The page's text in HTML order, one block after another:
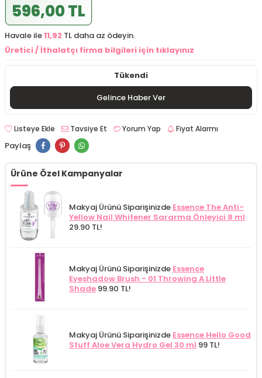
596,00 TL
Havale ile11,92 TL daha az ödeyin.
Üretici / İthalatçı firma bilgileri için tıklayınız
Tükendi
Gelince Haber Ver
Listeye Ekle Tavsiye Et Yorum Yap Fiyat Alarmı
Paylaş
Ürüne Özel Kampanyalar
Makyaj Ürünü Siparişinizde Essence The Anti-
Yellow Nail Whitener Sararma Önleyici 8 ml
29.90 TL!
Makyaj Ürünü Siparişinizde Essence
Eyeshadow Brush - 01 Throwing A Little
Shade 99.90 TL!
Makyaj Ürünü Siparişinizde Essence Hello Good
Stuff Aloe Vera Hydro Gel 30 ml 99 TL!